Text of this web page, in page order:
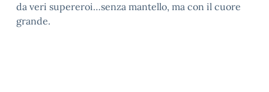
da veri supereroi…senza mantello, ma con il cuore
grande.